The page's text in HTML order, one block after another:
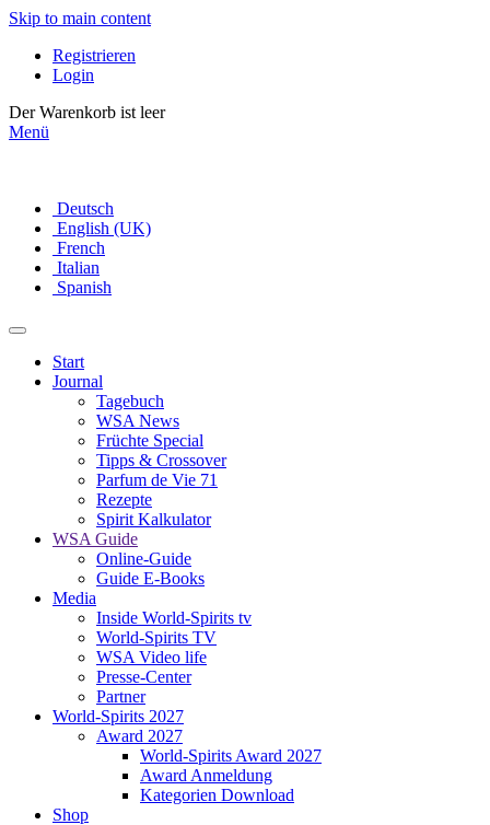
Skip to main content
Registrieren
Login
Der Warenkorb ist leer
Menü
Deutsch
English (UK)
French
Italian
Spanish
Start
Journal
Tagebuch
WSA News
Früchte Special
Tipps & Crossover
Parfum de Vie 71
Rezepte
Spirit Kalkulator
WSA Guide
Online-Guide
Guide E-Books
Media
Inside World-Spirits tv
World-Spirits TV
WSA Video life
Presse-Center
Partner
World-Spirits 2027
Award 2027
World-Spirits Award 2027
Award Anmeldung
Kategorien Download
Shop